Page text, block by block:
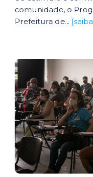
comunidade, o
Prefeitura de...